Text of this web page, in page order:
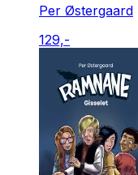
Per Østergaard
129,-